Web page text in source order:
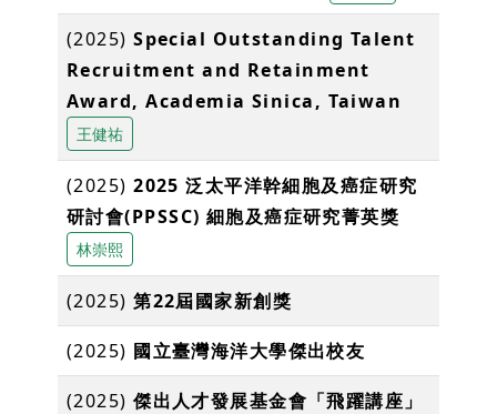
(2025)Special Outstanding Talent
Recruitment and Retainment
Award, Academia Sinica, Taiwan
王健祐
(2025)2025 泛太平洋幹細胞及癌症研究
研討會(PPSSC) 細胞及癌症研究菁英獎
林崇熙
(2025)第22屆國家新創獎
(2025) 國立臺灣海洋大學傑出校友
(2025)傑出人才發展基金會「飛躍講座」